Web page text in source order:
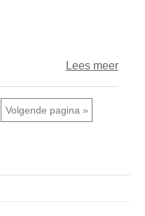
Lees meerover
kent
Ga naar
Volgende pagina »